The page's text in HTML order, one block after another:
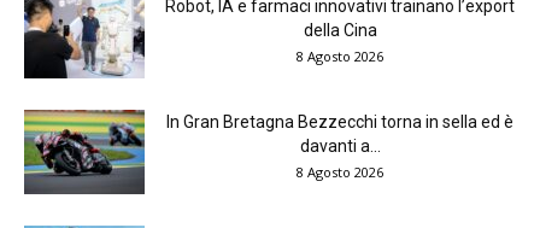
Robot, IA e farmaci innovativi trainano l’export
della Cina
8 Agosto 2026
In Gran Bretagna Bezzecchi torna in sella ed è
davanti a...
8 Agosto 2026